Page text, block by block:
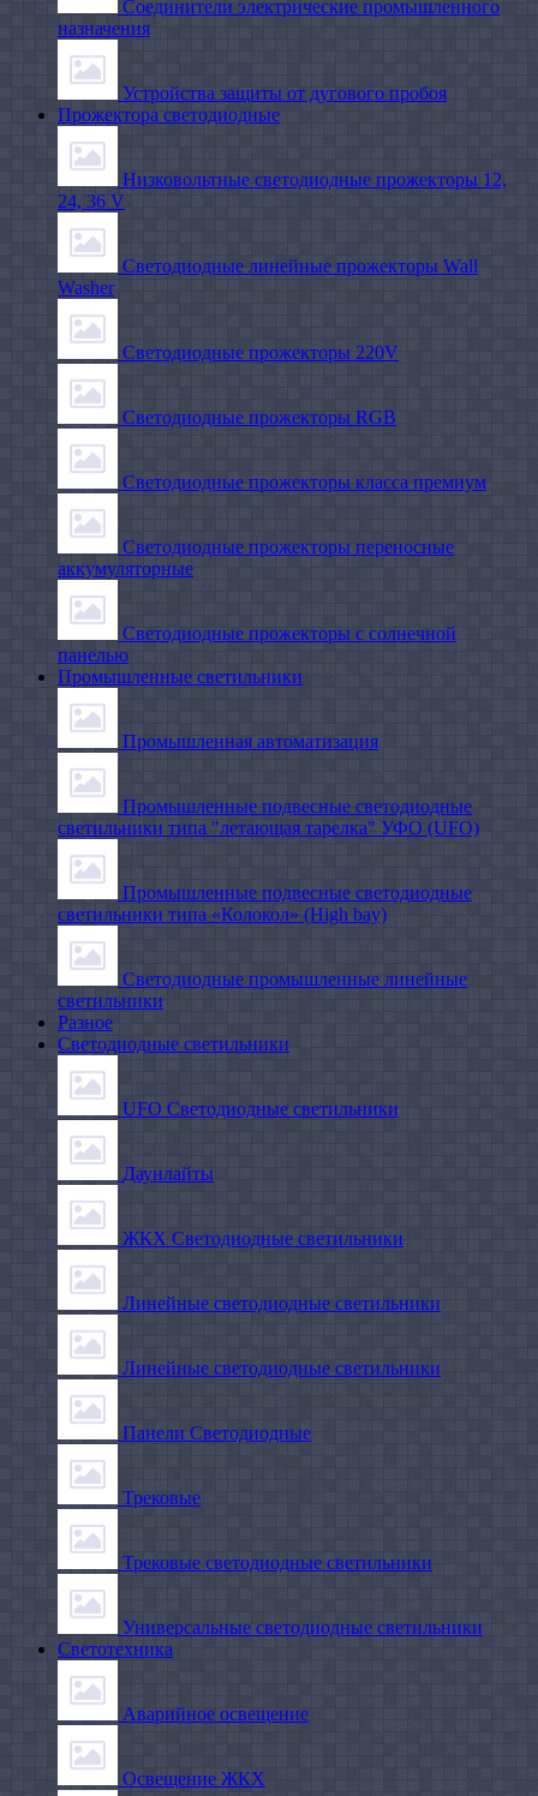
Соединители электрические промышленного
назначения
Устройства защиты от дугового пробоя
Прожектора светодиодные
Низковольтные светодиодные прожекторы 12,
24, 36 V
Светодиодные линейные прожекторы Wall
Washer
Светодиодные прожекторы 220V
Светодиодные прожекторы RGB
Светодиодные прожекторы класса премиум
Светодиодные прожекторы переносные
аккумуляторные
Светодиодные прожекторы с солнечной
панелью
Промышленные светильники
Промышленная автоматизация
Промышленные подвесные cветодиодные
светильники типа "летающая тарелка" УФО (UFO)
Промышленные подвесные cветодиодные
светильники типа «Колокол» (High bay)
Светодиодные промышленные линейные
светильники
Разное
Светодиодные светильники
UFO Светодиодные светильники
Даунлайты
ЖКХ Светодиодные светильники
Линейные светодиодные светильники
Линейные светодиодные светильники
Панели Светодиодные
Трековые
Трековые светодиодные светильники
Универсальные светодиодные светильники
Светотехника
Аварийное освещение
Освещение ЖКХ